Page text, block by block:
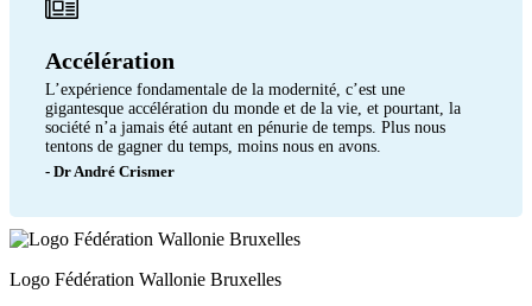
Accélération
L’expérience fondamentale de la modernité, c’est une
gigantesque accélération du monde et de la vie, et pourtant, la
société n’a jamais été autant en pénurie de temps. Plus nous
tentons de gagner du temps, moins nous en avons.
- Dr André Crismer
Logo Fédération Wallonie Bruxelles